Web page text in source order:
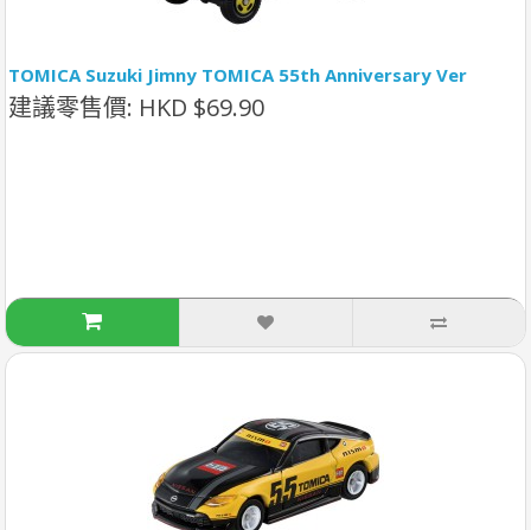
TOMICA Suzuki Jimny TOMICA 55th Anniversary Ver
建議零售價: HKD $69.90